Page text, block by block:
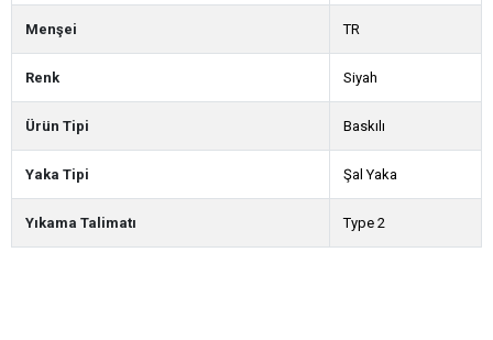
Menşei TR
Renk Siyah
Ürün Tipi Baskılı
Yaka Tipi Şal Yaka
Yıkama Talimatı Type 2